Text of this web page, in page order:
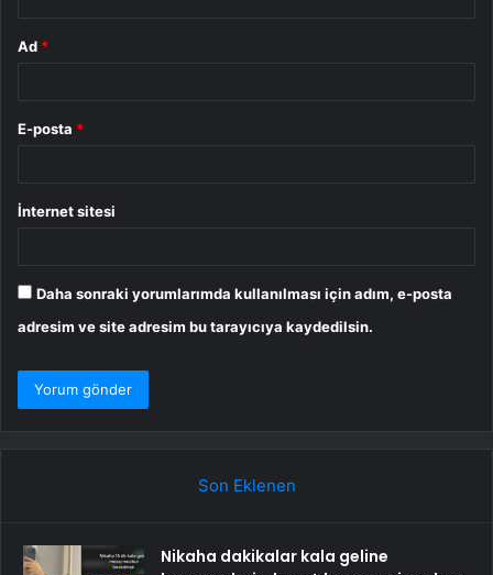
Ad *
E-posta *
İnternet sitesi
Daha sonraki yorumlarımda kullanılması için adım, e-posta
adresim ve site adresim bu tarayıcıya kaydedilsin.
Son Eklenen
Nikaha dakikalar kala geline